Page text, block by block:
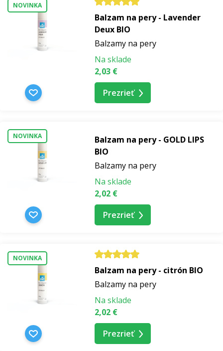
NOVINKA
Balzam na pery - Lavender
Deux BIO
Balzamy na pery
Na sklade
2,03 €
Prezrieť
NOVINKA
Balzam na pery - GOLD LIPS
BIO
Balzamy na pery
Na sklade
2,02 €
Prezrieť
NOVINKA
Balzam na pery - citrón BIO
Balzamy na pery
Na sklade
2,02 €
Prezrieť